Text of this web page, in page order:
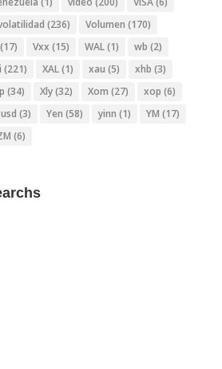
(236) Volumen (170)
(17) Vxx (15) WAL(1) wb (2)
(221) XAL(1) xau (5) xhb (3)
(34) Xly(32) Xom (27) xop (6)
(3) Yen (58) yinn (1) YM (17)
(6)